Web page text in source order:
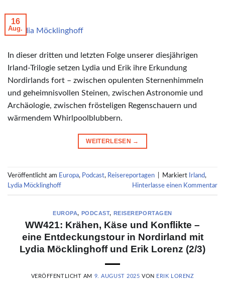
© Lydia Möcklinghoff
16
Aug.
In dieser dritten und letzten Folge unserer diesjährigen
Irland-Trilogie setzen Lydia und Erik ihre Erkundung
Nordirlands fort – zwischen opulenten Sternenhimmeln
und geheimnisvollen Steinen, zwischen Astronomie und
Archäologie, zwischen frösteligen Regenschauern und
wärmendem Whirlpoolblubbern.
WEITERLESEN →
Veröffentlicht am Europa, Podcast, Reisereportagen Markiert Irland,
Lydia Möcklinghoff
Hinterlasse einen Kommentar
EUROPA, PODCAST, REISEREPORTAGEN
WW421: Krähen, Käse und Konflikte –
eine Entdeckungstour in Nordirland mit
Lydia Möcklinghoff und Erik Lorenz (2/3)
VERÖFFENTLICHT AM 9. AUGUST 2025 VON ERIK LORENZ